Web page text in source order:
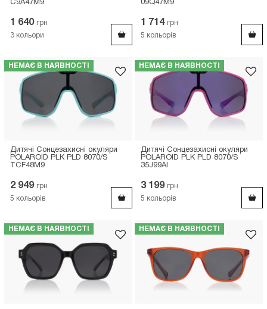
C9A47M9
1 640 грн
3 кольори
09Q47M9
1 714 грн
5 кольорів
НЕМАЄ В НАЯВНОСТІ
Дитячі Сонцезахисні окуляри
POLAROID PLK PLD 8070/S
TCF48M9
2 949 грн
5 кольорів
НЕМАЄ В НАЯВНОСТІ
Дитячі Сонцезахисні окуляри
POLAROID PLK PLD 8070/S
35J99AI
3 199 грн
5 кольорів
НЕМАЄ В НАЯВНОСТІ НЕМАЄ В НАЯВНОСТІ